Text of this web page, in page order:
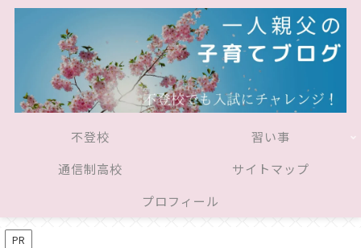
不登校
習い事
通信制高校
サイトマップ
プロフィール
PR